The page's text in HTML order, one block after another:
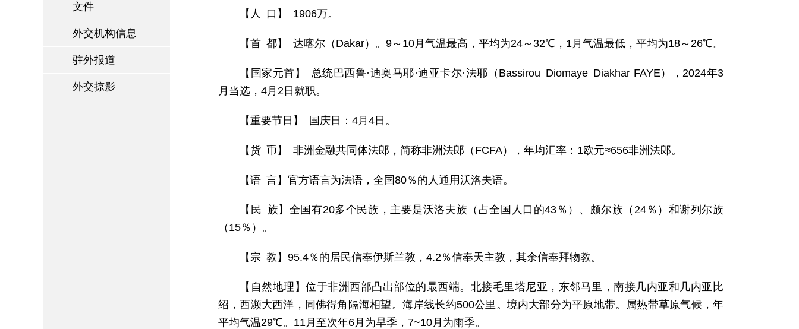
文件
外交机构信息
驻外报道
外交掠影
【人 口】 1906万。
【首 都】 达喀尔（Dakar）。9～10月气温最高，平均为24～32℃，1月气温最低，平均为18～26℃。
【国家元首】 总统巴西鲁·迪奥马耶·迪亚卡尔·法耶（Bassirou Diomaye Diakhar FAYE），2024年3
月当选，4月2日就职。
【重要节日】 国庆日：4月4日。
【货 币】 非洲金融共同体法郎，简称非洲法郎（FCFA），年均汇率：1欧元≈656非洲法郎。
【语 言】官方语言为法语，全国80％的人通用沃洛夫语。
【民 族】全国有20多个民族，主要是沃洛夫族（占全国人口的43％）、颇尔族（24％）和谢列尔族
（15％）。
【宗 教】95.4％的居民信奉伊斯兰教，4.2％信奉天主教，其余信奉拜物教。
【自然地理】位于非洲西部凸出部位的最西端。北接毛里塔尼亚，东邻马里，南接几内亚和几内亚比
绍，西濒大西洋，同佛得角隔海相望。海岸线长约500公里。境内大部分为平原地带。属热带草原气候，年
平均气温29℃。11月至次年6月为旱季，7~10月为雨季。